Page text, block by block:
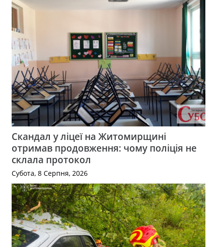
Скандал у ліцеї на Житомирщині
отримав продовження: чому поліція не
склала протокол
Субота, 8 Серпня, 2026